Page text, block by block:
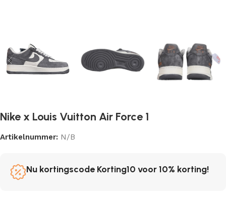
Nike x Louis Vuitton Air Force 1
Artikelnummer: N/B
Nu kortingscode Korting10 voor 10% korting!